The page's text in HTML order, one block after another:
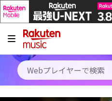
キャンペーン
料金プラン
使い方